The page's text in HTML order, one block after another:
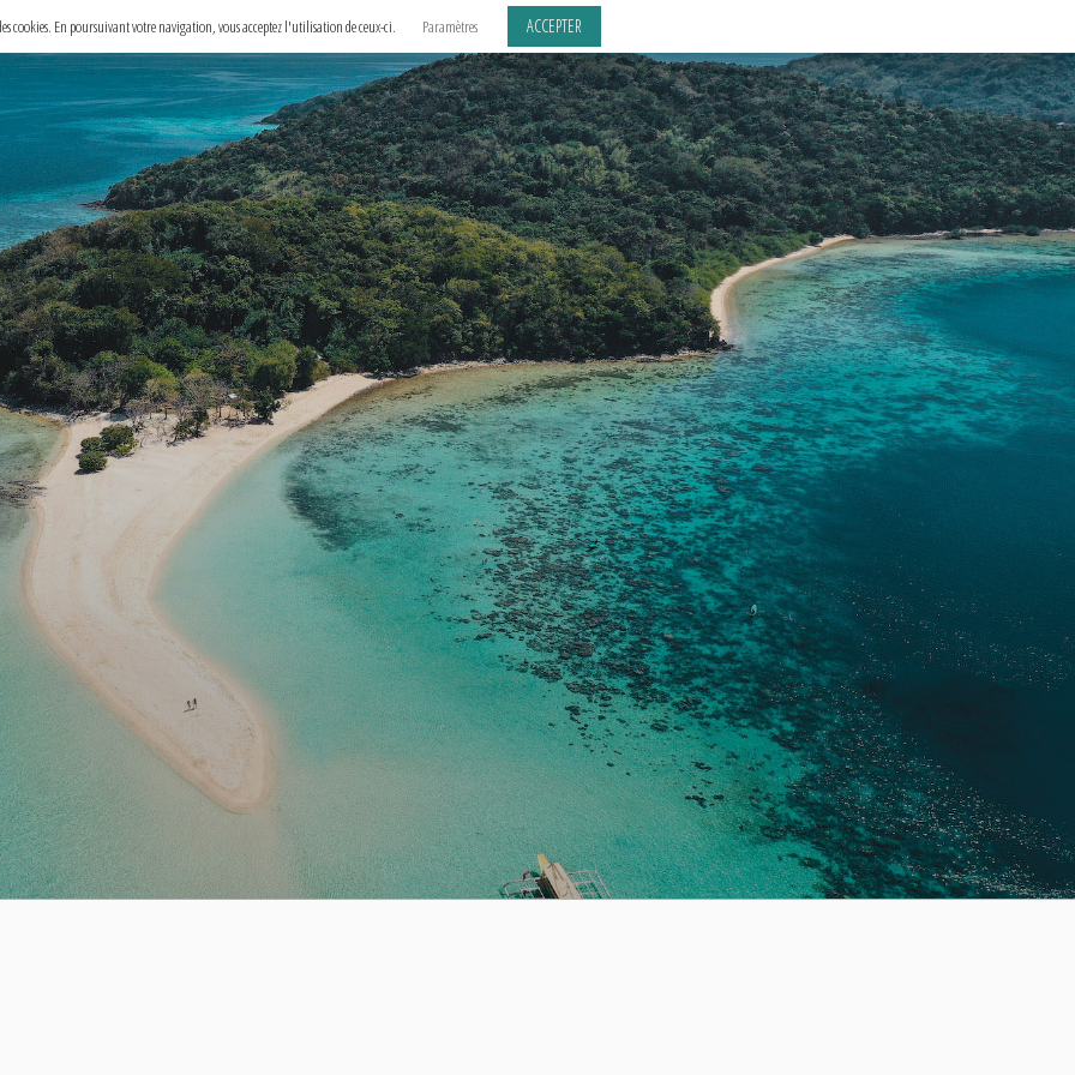
cookies. En poursuivant votre navigation, vous acceptez l'utilisation de ceux-ci. Paramètres ACCEPTER